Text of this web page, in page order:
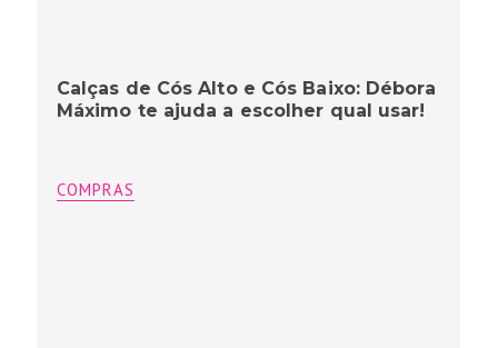
Calças de Cós Alto e Cós Baixo: Débora
Máximo te ajuda a escolher qual usar!
COMPRAS